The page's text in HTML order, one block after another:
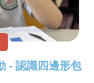
- 認識四邊形包